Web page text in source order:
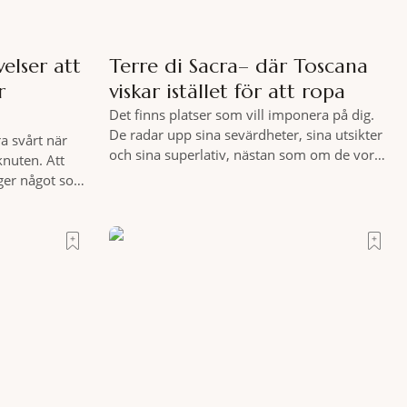
att
svårt när
Att
något som
I en
Terre di Sacra– där Toscana
viskar istället för att ropa
Det finns platser som vill imponera på dig.
De radar upp sina sevärdheter, sina utsikter
och sina superlativ, nästan som om de vore
upptäckt. Jag befinner mig